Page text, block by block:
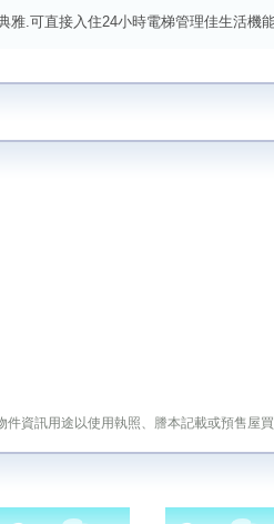
雅.可直接入住24小時電梯管理佳生活機
件資訊用途以使用執照、謄本記載或預售屋